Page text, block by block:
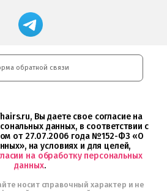
Магазин
профессиональной
косметики
и
Интернет-
обратной связи
Вы даете свое согласие на
данных, в соответствии с
от 27.07.2006 года №152-ФЗ «О
на условиях и для целей,
на обработку персональных
данных.
носит справочный характер и не